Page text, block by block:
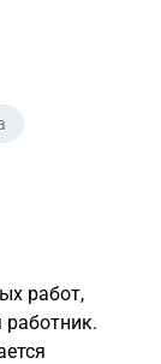
работ,